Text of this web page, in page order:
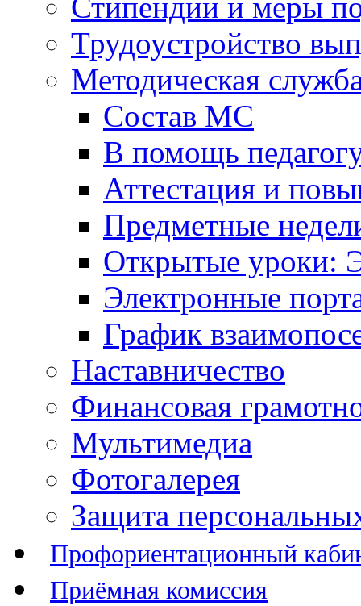
Трудоустройство
Методическая
Состав МС
В помощь
Аттестация и
Предметные
Открытые уроки:
Электронные
График
Наставничество
Финансовая
Мультимедиа
Фотогалерея
Защита
Профориентационный
Приёмная комиссия